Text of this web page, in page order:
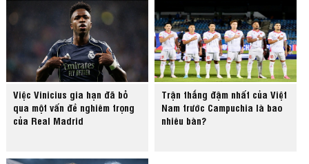
Việc Vinicius gia hạn đã bỏ
qua một vấn đề nghiêm trọng
của Real Madrid
Trận thắng đậm nhất của Việt
Nam trước Campuchia là bao
nhiêu bàn?